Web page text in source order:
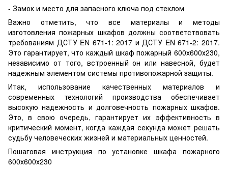
- Замок и место для запасного ключа под стеклом
Важно отметить, что все материалы и методы
изготовления пожарных шкафов должны соответствовать
требованиям ДСТУ EN 671-1: 2017 и ДСТУ EN 671-2: 2017.
Это гарантирует, что каждый шкаф пожарный 600х600х230,
независимо от того, встроенный он или навесной, будет
надежным элементом системы противопожарной защиты.
Итак, использование качественных материалов и
современных технологий производства обеспечивает
высокую надежность и долговечность пожарных шкафов.
Это, в свою очередь, гарантирует их эффективность в
критический момент, когда каждая секунда может решать
судьбу человеческих жизней и материальных ценностей.
Пошаговая инструкция по установке шкафа пожарного
600х600х230